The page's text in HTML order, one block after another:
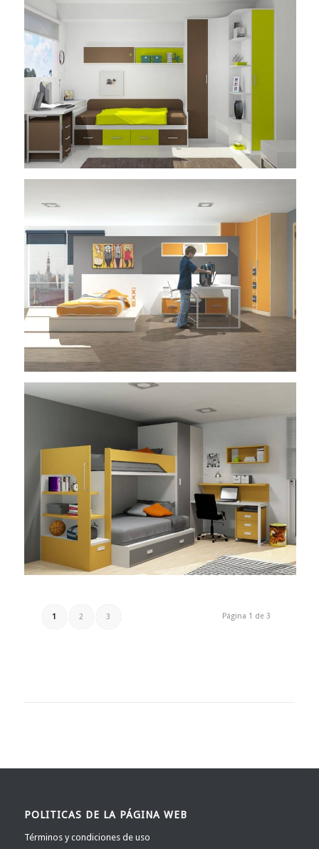
Página 1 de 3
1 2 3
POLITICAS DE LA PÁGINA WEB
Términos y condiciones de uso